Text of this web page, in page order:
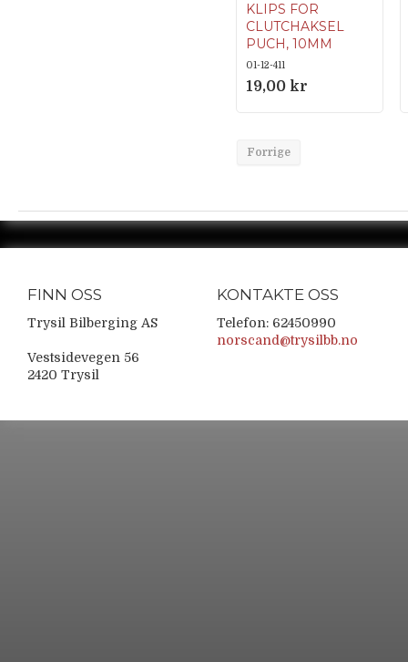
KLIPS FOR
CLUTCHAKSEL
PUCH, 10MM
ORIGINALNUM
MER 900.4693
01-12-411
19,00 kr
Forrige
FINN OSS
Trysil Bilberging AS
Vestsidevegen 56
2420 Trysil
KONTAKTE OSS
Telefon: 62450990
norscand@trysilbb.no